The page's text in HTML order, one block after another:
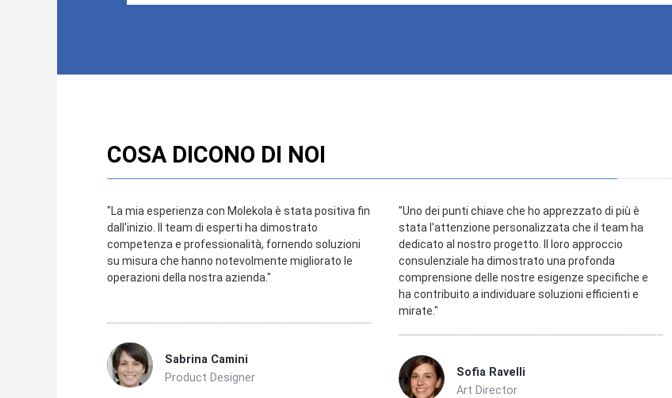
COSA DICONO DI NOI
"La mia esperienza con Molekola è stata positiva fin
dall'inizio. Il team di esperti ha dimostrato
competenza e professionalità, fornendo soluzioni
su misura che hanno notevolmente migliorato le
operazioni della nostra azienda."
Sabrina Camini
Product Designer
"Uno dei punti chiave che ho apprezzato di più è
stata l'attenzione personalizzata che il team ha
dedicato al nostro progetto. Il loro approccio
consulenziale ha dimostrato una profonda
comprensione delle nostre esigenze specifiche e
ha contribuito a individuare soluzioni efficienti e
mirate."
Sofia Ravelli
Art Director